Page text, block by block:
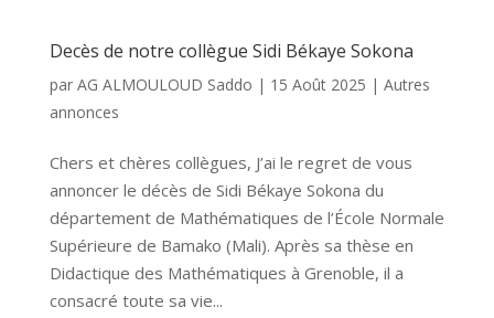
Decès de notre collègue Sidi Békaye Sokona
par AG ALMOULOUD Saddo | 15 Août 2025 | Autres
annonces
Chers et chères collègues, J’ai le regret de vous
annoncer le décès de Sidi Békaye Sokona du
département de Mathématiques de l’École Normale
Supérieure de Bamako (Mali). Après sa thèse en
Didactique des Mathématiques à Grenoble, il a
consacré toute sa vie...